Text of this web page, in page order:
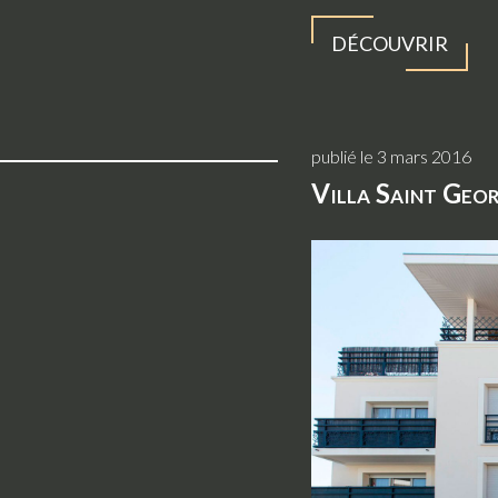
DÉCOUVRIR
publié le 3 mars 2016
Villa Saint